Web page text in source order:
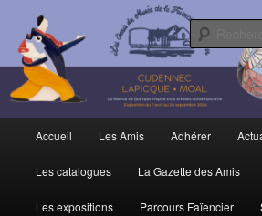
contenu
principal
contenu
secondaireAmis du Musée et de
Quimper
Trois siècles de tradition faïencière
principal
Accueil Les Amis Adhérer
Les catalogues La Gazette des Amis
Les expositions Parcours Faïencier